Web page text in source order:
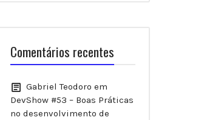
Comentários recentes
Gabriel Teodoro em
DevShow #53 – Boas Práticas
no desenvolvimento de